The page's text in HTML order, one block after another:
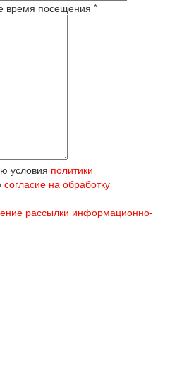
время посещения *
условия политики
согласие на обработку
рассылки информационно-